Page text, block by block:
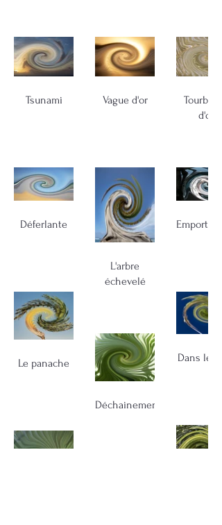
Tsunami Vague d'or
Tourbillon
d'or
Déferlante
L'arbre
échevelé
Le panache Dans le
Déchainement